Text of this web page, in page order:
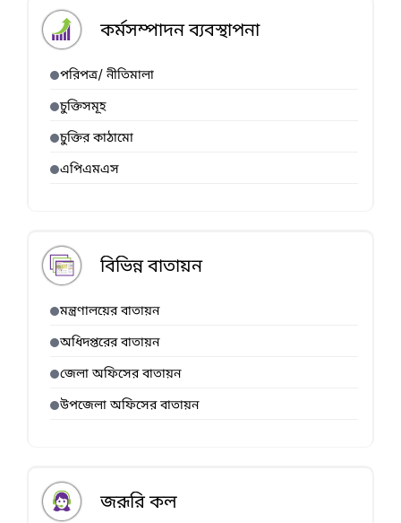
কর্মসম্পাদন ব্যবস্থাপনা
পরিপত্র/ নীতিমালা
চুক্তিসমূহ
চুক্তির কাঠামো
এপিএমএস
বিভিন্ন বাতায়ন
মন্ত্রণালয়ের বাতায়ন
অধিদপ্তরের বাতায়ন
জেলা অফিসের বাতায়ন
উপজেলা অফিসের বাতায়ন
জরূরি কল